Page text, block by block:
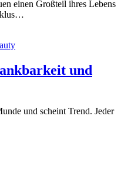
einen Großteil ihres Lebens
und
und scheint Trend. Jeder